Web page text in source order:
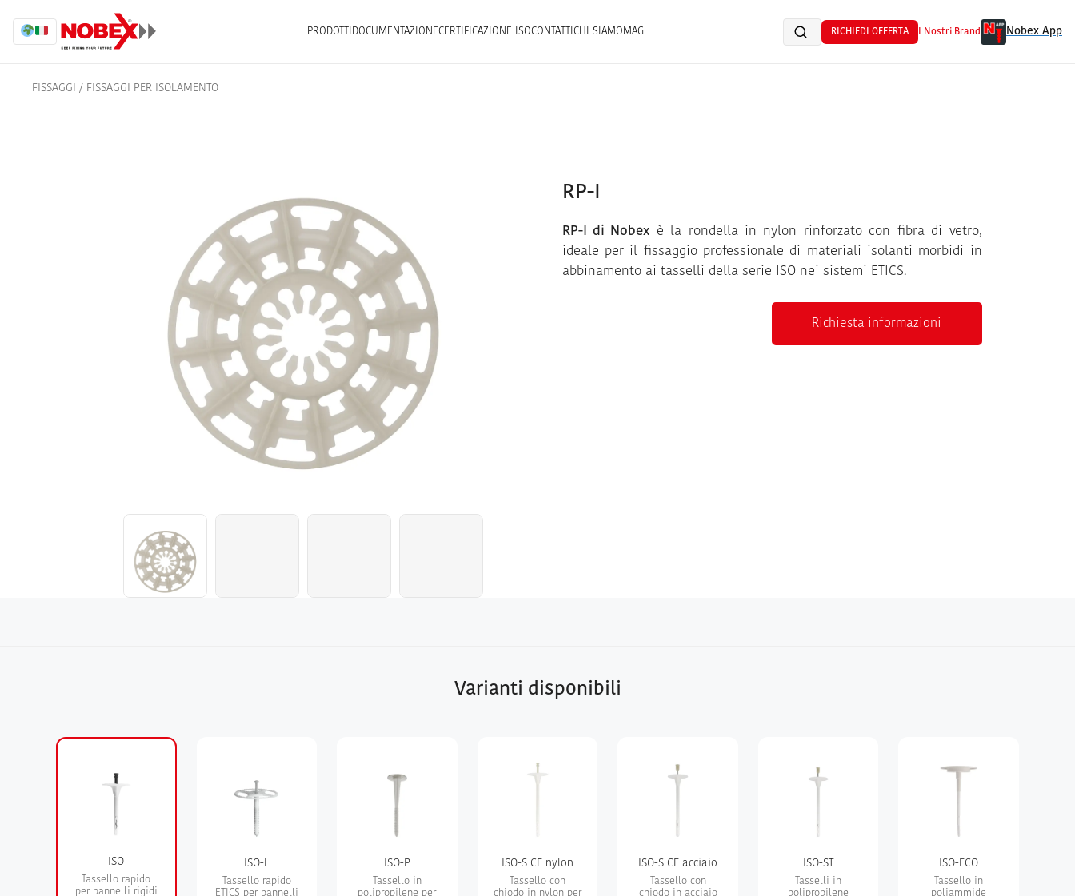
PRODOTTI DOCUMENTAZIONECERTIFICAZIONE ISOCONTATTICHI SIAMO MAG RICHIEDI OFFERTA I Nostri Brand Nobex App
FISSAGGI / FISSAGGI PER ISOLAMENTO
RP-I
RP-I di Nobex è la rondella in nylon rinforzato con fibra di vetro,
ideale per il fissaggio professionale di materiali isolanti morbidi in
abbinamento ai tasselli della serie ISO nei sistemi ETICS.
Richiesta informazioni
Varianti disponibili
ISO
Tassello rapido
per pannelli rigidi
ISO-L
Tassello rapido
ETICS per pannelli
ISO-P
Tassello in
polipropilene per
ISO-S CE nylon
Tassello con
chiodo in nylon per
ISO-S CE acciaio
Tassello con
chiodo in acciaio
ISO-ST
Tasselli in
polipropilene
ISO-ECO
Tassello in
poliammide